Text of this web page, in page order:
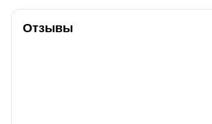
Отзывы